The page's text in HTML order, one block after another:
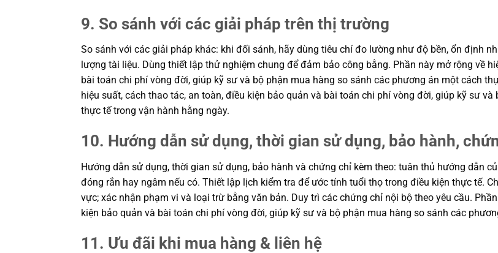
9. So sánh với các giải pháp trên thị trường
So sánh với các giải pháp khác: khi đối sánh, hãy dùng tiêu chí đo lường như độ bền, ổn định
lượng tài liệu. Dùng thiết lập thử nghiệm chung để đảm bảo công bằng. Phần này mở rộng về
bài toán chi phí vòng đời, giúp kỹ sư và bộ phận mua hàng so sánh các phương án một cách
hiệu suất, cách thao tác, an toàn, điều kiện bảo quản và bài toán chi phí vòng đời, giúp kỹ sư
thực tế trong vận hành hằng ngày.
10. Hướng dẫn sử dụng, thời gian sử dụng, bảo hành,
Hướng dẫn sử dụng, thời gian sử dụng, bảo hành và chứng chỉ kèm theo: tuân thủ hướng dẫn
đóng rắn hay ngâm nếu có. Thiết lập lịch kiểm tra để ước tính tuổi thọ trong điều kiện thực tế.
vực; xác nhận phạm vi và loại trừ bằng văn bản. Duy trì các chứng chỉ nội bộ theo yêu cầu.
kiện bảo quản và bài toán chi phí vòng đời, giúp kỹ sư và bộ phận mua hàng so sánh các
11. Ưu đãi khi mua hàng & liên hệ